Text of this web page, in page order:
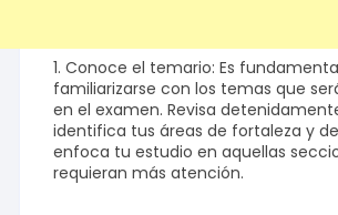
1. Conoce el temario: Es
familiarizarse con los temas que
en el examen. Revisa
identifica tus áreas de fortaleza y
enfoca tu estudio en aquellas
requieran más atención.